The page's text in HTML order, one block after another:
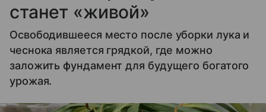
станет «живой»
Освободившееся место после уборки лука и
чеснока является грядкой, где можно
заложить фундамент для будущего богатого
урожая.